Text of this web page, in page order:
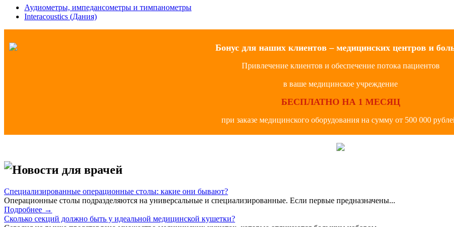
Аудиометры, импедансометры и тимпанометры
Interacoustics (Дания)
Бонус для наших клиентов – медицинских центров и
Привлечение клиентов и обеспечение потока пациентов
в ваше медицинское учреждение
БЕСПЛАТНО НА 1 МЕСЯЦ
при заказе медицинского оборудования на сумму от 500 000
Новости для врачей
Специализированные операционные столы: какие они бывают?
Операционные столы подразделяются на универсальные и специализированные. Если первые предназначены...
Подробнее →
Сколько секций должно быть у идеальной медицинской кушетки?